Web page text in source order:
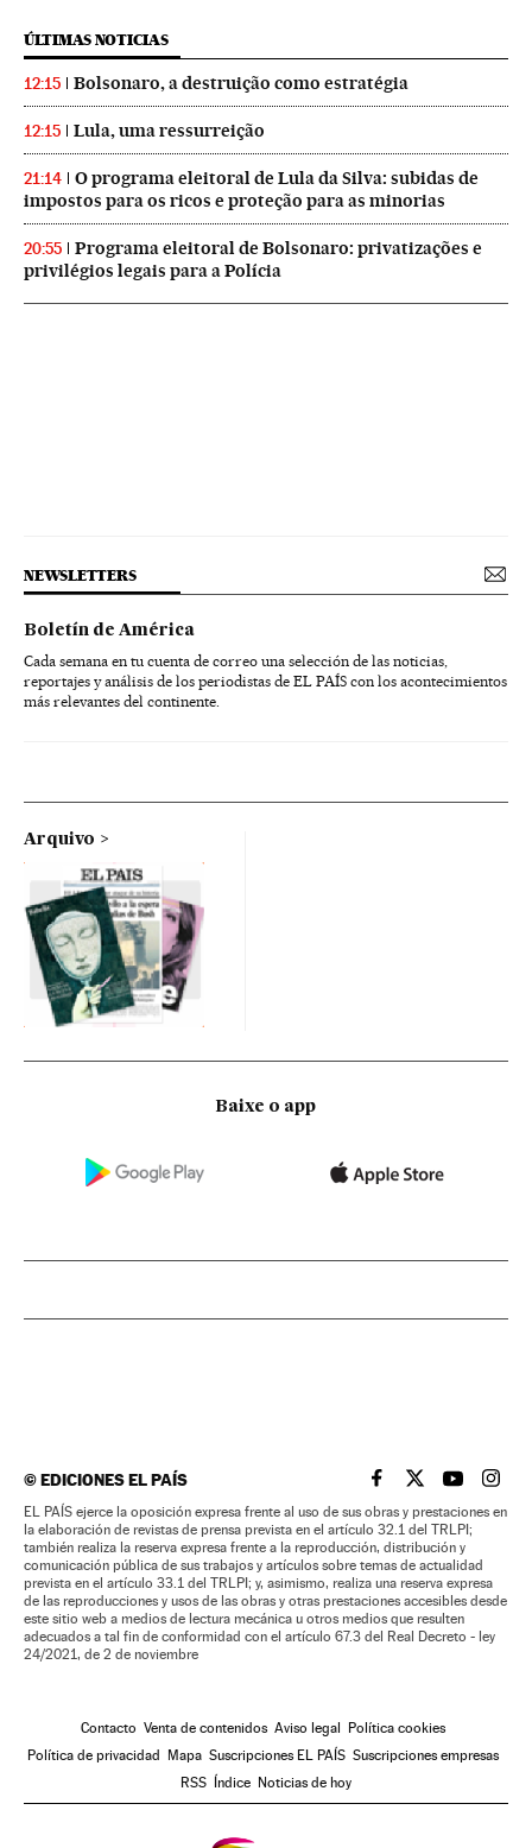
ÚLTIMAS NOTICIAS
12:15 Bolsonaro, a destruição como estratégia
12:15 Lula, uma ressurreição
21:14
O programa eleitoral de Lula da Silva: subidas de
impostos para os ricos e proteção para as minorias
20:55
Programa eleitoral de Bolsonaro: privatizações e
privilégios legais para a Polícia
NEWSLETTERS
Boletín de América
Cada semana en tu cuenta de correo una selección de las noticias,
reportajes y análisis de los periodistas de EL PAÍS con los acontecimientos
más relevantes del continente.
Arquivo
Baixe o app
©EDICIONES EL PAÍS EL PAÍS BRASIL EN
EL PAÍSEL PAÍS
EL
EL PAÍS ejerce la oposición expresa frente al uso de sus obras y prestaciones en
la elaboración de revistas de prensa prevista en el artículo 32.1 del TRLPI;
también realiza la reserva expresa frente a la reproducción, distribución y
comunicación pública de sus trabajos y artículos sobre temas de actualidad
prevista en el artículo 33.1 del TRLPI; y, asimismo, realiza una reserva expresa
de las reproducciones y usos de las obras y otras prestaciones accesibles desde
este sitio web a medios de lectura mecánica u otros medios que resulten
adecuados a tal fin de conformidad con el artículo 67.3 del Real Decreto - ley
24/2021, de 2 de noviembre
Contacto Venta de contenidos Aviso legal Política cookies
Política de privacidad Mapa Suscripciones EL PAÍS Suscripciones empresas
RSS Índice Noticias de hoy